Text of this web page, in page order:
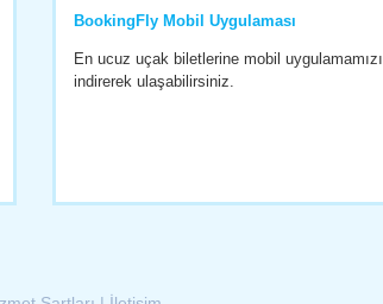
BookingFly Mobil Uygulaması
En ucuz uçak biletlerine mobil uygulamamızı
indirerek ulaşabilirsiniz.